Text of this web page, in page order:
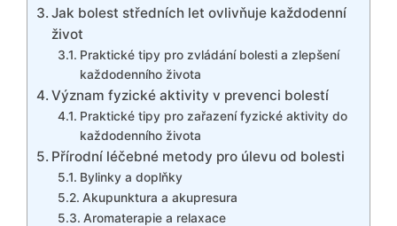
Jak bolest středních let ovlivňuje každodenní
život
Praktické tipy pro zvládání bolesti a zlepšení
každodenního života
Význam fyzické aktivity v prevenci bolestí
Praktické tipy pro zařazení fyzické aktivity do
každodenního života
Přírodní léčebné metody pro úlevu od bolesti
Bylinky a doplňky
Akupunktura a akupresura
Aromaterapie a relaxace